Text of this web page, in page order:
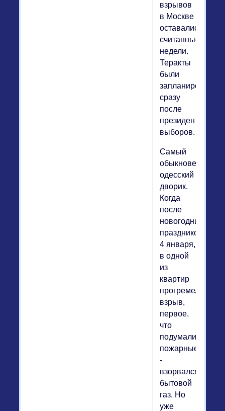
взрывов
в Москве
оставались
считанные
недели.
Теракты
были
запланированы
сразу
после
президентских
выборов.
Самый
обыкновенный
одесский
дворик.
Когда
после
новогодних
праздников,
4 января,
в одной
из
квартир
прогремел
взрыв,
первое,
что
подумали
пожарные
-
взорвался
бытовой
газ. Но
уже